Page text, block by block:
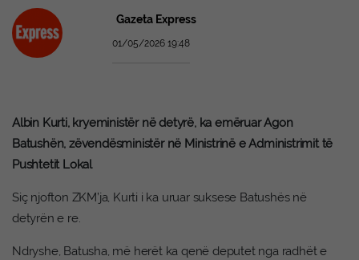
Gazeta Express
01/05/2026 19:48
Albin Kurti, kryeministër në detyrë, ka emëruar Agon
Batushën, zëvendësministër në Ministrinë e Administrimit të
Pushtetit Lokal
Siç njofton ZKM’ja, Kurti i ka uruar suksese Batushës në
detyrën e re.
Ndryshe, Batusha, më herët ka qenë deputet nga radhët e